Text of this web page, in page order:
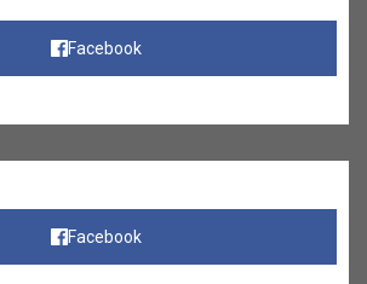
Facebook
Facebook